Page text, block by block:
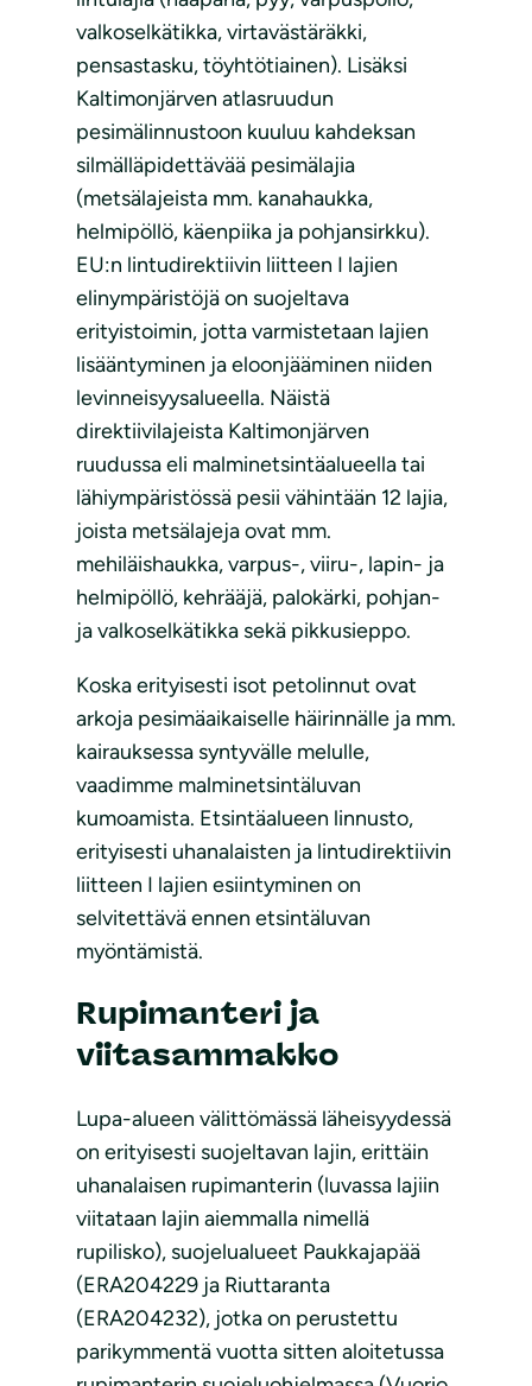
valkoselkätikka, virtavästäräkki,
pensastasku, töyhtötiainen). Lisäksi
Kaltimonjärven atlasruudun
pesimälinnustoon kuuluu kahdeksan
silmälläpidettävää pesimälajia
(metsälajeista mm. kanahaukka,
helmipöllö, käenpiika ja pohjansirkku).
EU:n lintudirektiivin liitteen I lajien
elinympäristöjä on suojeltava
erityistoimin, jotta varmistetaan lajien
lisääntyminen ja eloonjääminen niiden
levinneisyysalueella. Näistä
direktiivilajeista Kaltimonjärven
ruudussa eli malminetsintäalueella tai
lähiympäristössä pesii vähintään 12 lajia,
joista metsälajeja ovat mm.
mehiläishaukka, varpus-, viiru-, lapin- ja
helmipöllö, kehrääjä, palokärki, pohjan-
ja valkoselkätikka sekä pikkusieppo.
Koska erityisesti isot petolinnut ovat
arkoja pesimäaikaiselle häirinnälle ja mm.
kairauksessa syntyvälle melulle,
vaadimme malminetsintäluvan
kumoamista. Etsintäalueen linnusto,
erityisesti uhanalaisten ja lintudirektiivin
liitteen I lajien esiintyminen on
selvitettävä ennen etsintäluvan
myöntämistä.
Rupimanteri ja
viitasammakko
Lupa-alueen välittömässä läheisyydessä
on erityisesti suojeltavan lajin, erittäin
uhanalaisen rupimanterin (luvassa lajiin
viitataan lajin aiemmalla nimellä
rupilisko), suojelualueet Paukkajapää
(ERA204229 ja Riuttaranta
(ERA204232), jotka on perustettu
parikymmentä vuotta sitten aloitetussa